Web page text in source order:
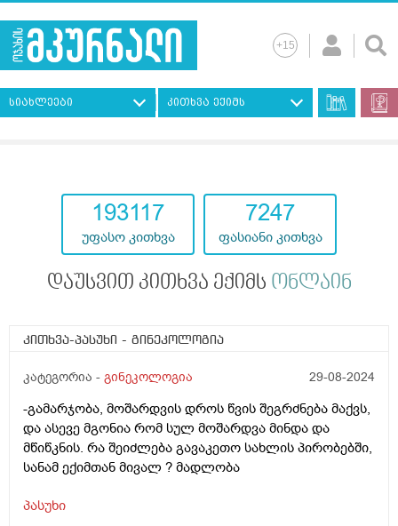
სიახლეები კითხვა ექიმს
193117
უფასო კითხვა
7247
ფასიანი კითხვა
დაუსვით კითხვა ექიმს ონლაინ
კითხვა-პასუხი - გინეკოლოგია
კატეგორია - გინეკოლოგია 29-08-2024
-გამარჯობა, მოშარდვის დროს წვის შეგრძნება მაქვს,
და ასევე მგონია რომ სულ მოშარდვა მინდა და
მწიწკნის. რა შეიძლება გავაკეთო სახლის პირობებში,
სანამ ექიმთან მივალ ? მადლობა
პასუხი